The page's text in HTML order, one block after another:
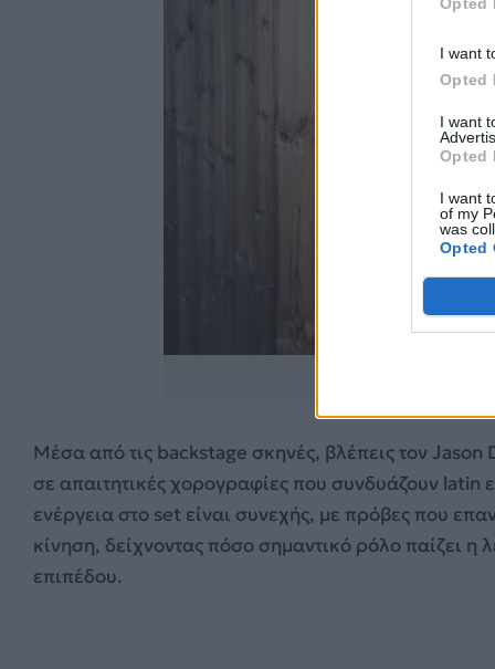
I want
Opted
I want
Opted
I want
of my
was
Opted
https://
Μέσα από τις backstage σκηνές, βλέπεις τον
σε απαιτητικές χορογραφίες που συνδυάζουν
ενέργεια στο set είναι συνεχής, με πρόβες που
κίνηση, δείχνοντας πόσο σημαντικό ρόλο παίζει
επιπέδου.